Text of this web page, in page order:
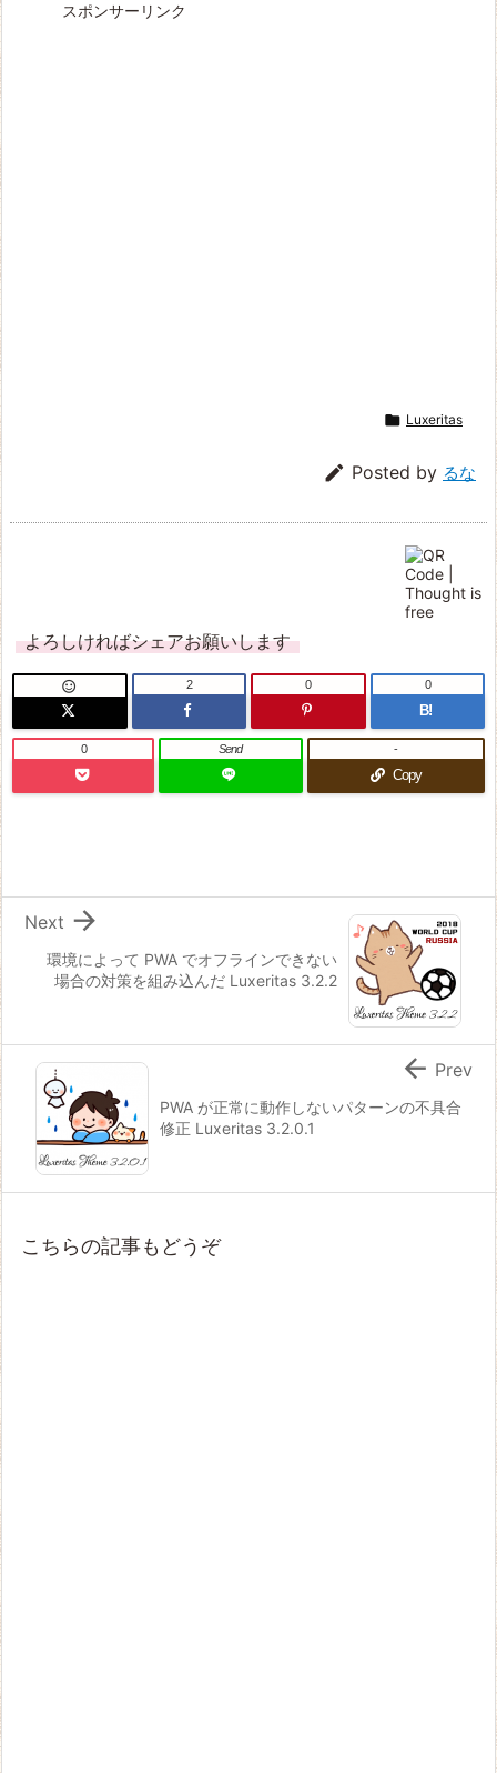
スポンサーリンク
 Luxeritas
 Posted by るな
よろしければシェアお願いします
 2 0
B!
0
0 Send
Copy
-
環境によって PWA でオフラインできない
場合の対策を組み込んだ Luxeritas 3.2.2

Next
PWA が正常に動作しないパターンの不具合
修正 Luxeritas 3.2.0.1
 Prev
こちらの記事もどうぞ